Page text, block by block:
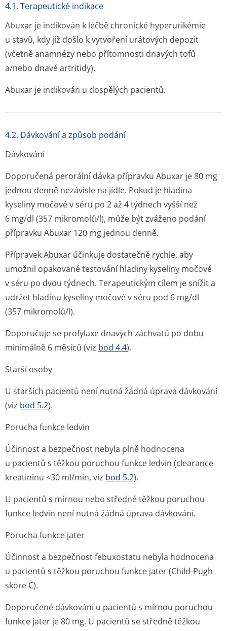
4.1. Terapeutické indikace
Abuxar je indikován k léčbě chronické hyperurikémie
u stavů, kdy již došlo k vytvoření urátových depozit
(včetně anamnézy nebo přítomnosti dnavých tofů
a/nebo dnavé artritidy).
Abuxar je indikován u dospělých pacientů.
4.2. Dávkování a způsob podání
Dávkování
Doporučená perorální dávka přípravku Abuxar je 80 mg
jednou denně nezávisle na jídle. Pokud je hladina
kyseliny močové v séru po 2 až 4 týdnech vyšší než
6 mg/dl (357 mikromolů/l), může být zváženo podání
přípravku Abuxar 120 mg jednou denně.
Přípravek Abuxar účinkuje dostatečně rychle, aby
umožnil opakované testování hladiny kyseliny močové
v séru po dvou týdnech. Terapeutickým cílem je snížit a
udržet hladinu kyseliny močové v séru pod 6 mg/dl
(357 mikromolů/l).
Doporučuje se profylaxe dnavých záchvatů po dobu
minimálně 6 měsíců (viz bod 4.4).
Starší osoby
U starších pacientů není nutná žádná úprava dávkování
(viz bod 5.2).
Porucha funkce ledvin
Účinnost a bezpečnost nebyla plně hodnocena
u pacientů s těžkou poruchou funkce ledvin (clearance
kreatininu <30 ml/min, viz bod 5.2).
U pacientů s mírnou nebo středně těžkou poruchou
funkce ledvin není nutná žádná úprava dávkování.
Porucha funkce jater
Účinnost a bezpečnost febuxostatu nebyla hodnocena
u pacientů s těžkou poruchou funkce jater (Child-Pugh
skóre C).
Doporučené dávkování u pacientů s mírnou poruchou
funkce jater je 80 mg. U pacientů se středně těžkou